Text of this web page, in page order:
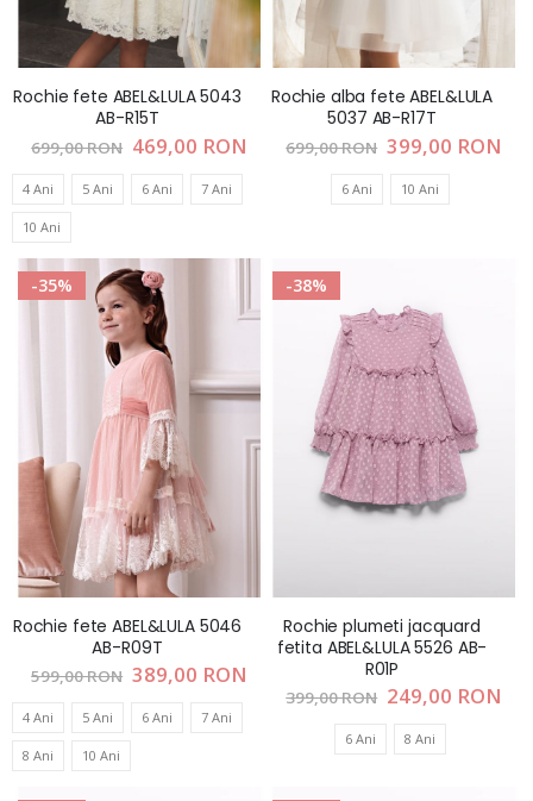
Rochie fete ABEL&LULA 5043
AB-R15T
699,00 RON Pret
special
469,00 RON
4 Ani 5 Ani 6 Ani 7 Ani
10 Ani
Rochie alba fete ABEL&LULA
5037 AB-R17T
699,00 RON Pret
special
399,00 RON
6 Ani 10 Ani
-35%
Rochie fete ABEL&LULA 5046
AB-R09T
599,00 RON Pret
special
389,00 RON
4 Ani 5 Ani 6 Ani 7 Ani
8 Ani 10 Ani
-38%
Rochie plumeti jacquard
fetita ABEL&LULA 5526 AB-
R01P
399,00 RON Pret
special
249,00 RON
6 Ani 8 Ani